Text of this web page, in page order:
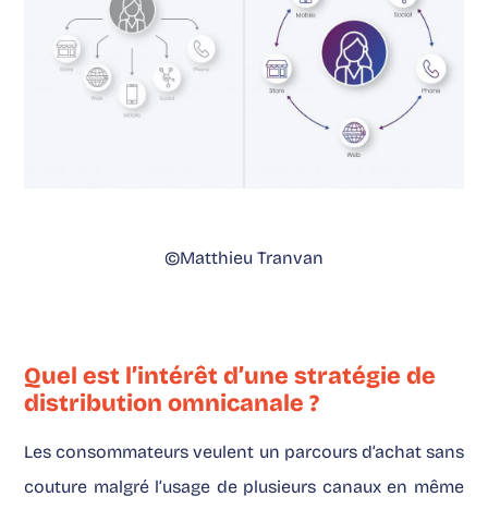
©Matthieu Tranvan
Quel est l’intérêt d’une stratégie de
distribution omnicanale ?
Les consommateurs veulent un parcours d’achat sans
couture malgré l’usage de plusieurs canaux en même